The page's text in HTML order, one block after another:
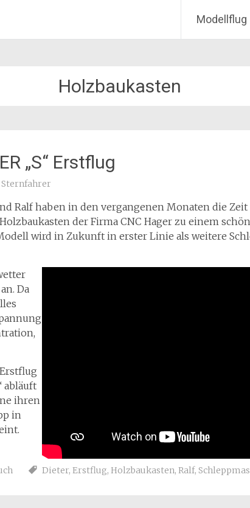
Modellflug
Holzbaukasten
„S“ Erstflug
Ralf haben in den vergangenen Monaten die
der Firma CNC Hager zu einem
wird in Zukunft in erster Linie als weitere
Da
abläuft
ihren
in
Dieter, Erstflug, Holzbaukasten, Ralf,